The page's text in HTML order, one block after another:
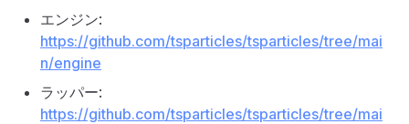
エンジン:
https://github.com/tsparticles/tsparticles/tree/mai
n/engine
ラッパー:
https://github.com/tsparticles/tsparticles/tree/mai